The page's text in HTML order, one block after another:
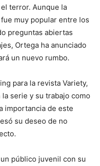
terror. Aunque la
fue muy popular entre los
preguntas abiertas
Ortega ha anunciado
un nuevo rumbo.
para la revista Variety,
serie y su trabajo como
importancia de este
su deseo de no
público juvenil con su